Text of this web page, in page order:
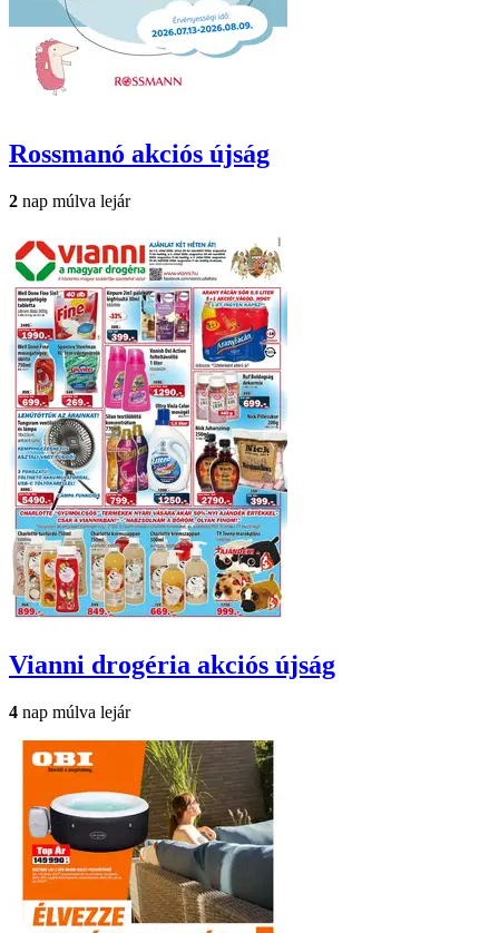
Rossmanó akciós újság
2 nap múlva lejár
Vianni drogéria akciós újság
4 nap múlva lejár